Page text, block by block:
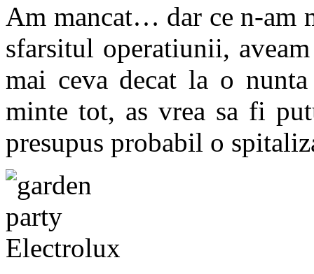
Am mancat… dar ce n-am
sfarsitul operatiunii,
mai ceva decat la o
minte tot, as vrea sa fi
presupus probabil o